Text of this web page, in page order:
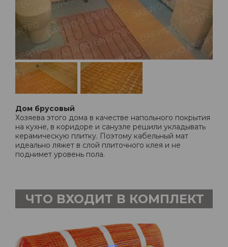
Дом брусовый
Хозяева этого дома в качестве напольного покрытия
на кухне, в коридоре и санузле решили укладывать
керамическую плитку. Поэтому кабельный мат
идеально ляжет в слой плиточного клея и не
поднимет уровень пола.
ЧТО ВХОДИТ В КОМПЛЕКТ